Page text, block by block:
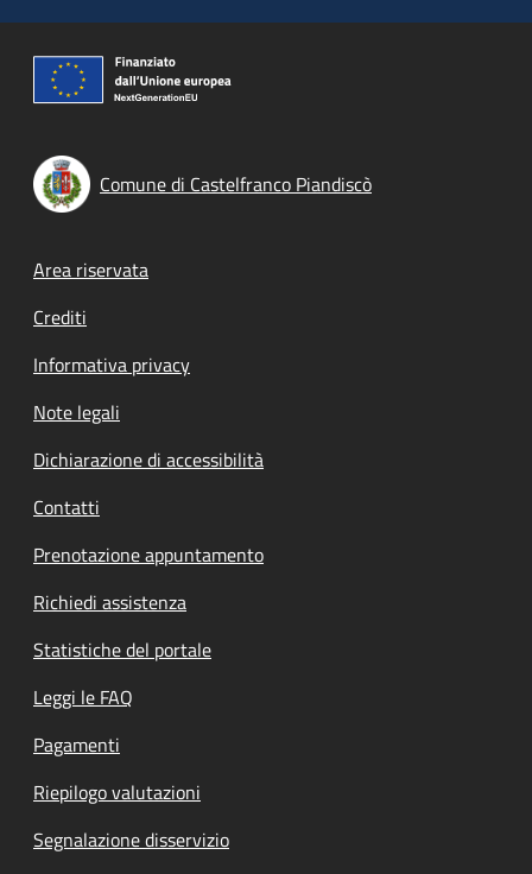
Comune di Castelfranco Piandiscò
Footer menu
Area riservata
Crediti
Informativa privacy
Note legali
Dichiarazione di accessibilità
Contatti
Prenotazione appuntamento
Richiedi assistenza
Statistiche del portale
Leggi le FAQ
Pagamenti
Riepilogo valutazioni
Segnalazione disservizio